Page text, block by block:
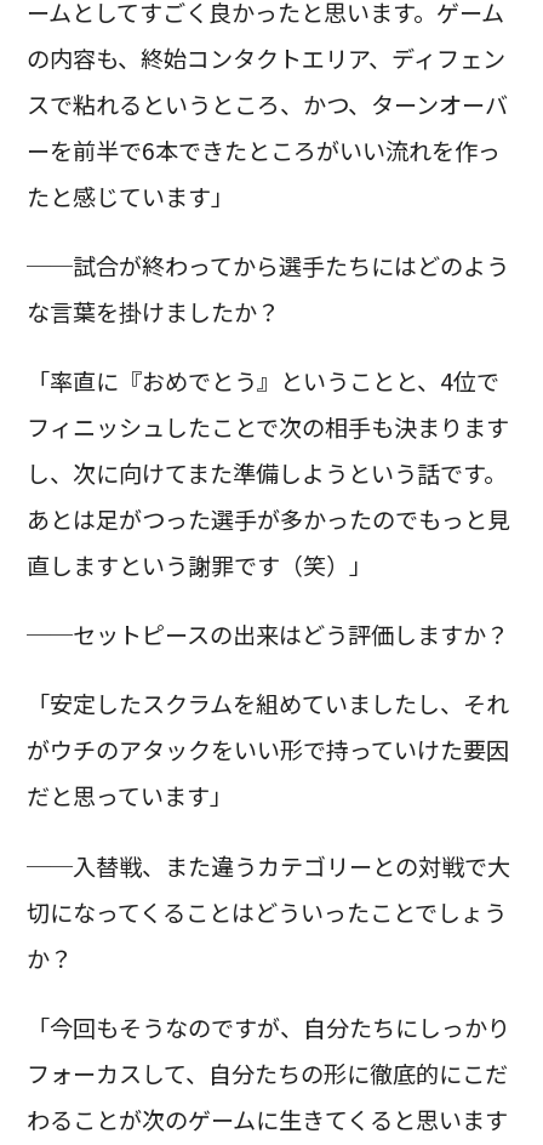
ームとしてすごく良かったと思います。ゲーム
の内容も、終始コンタクトエリア、ディフェン
スで粘れるというところ、かつ、ターンオーバ
ーを前半で6本できたところがいい流れを作っ
たと感じています」
──試合が終わってから選手たちにはどのよう
な言葉を掛けましたか？
「率直に『おめでとう』ということと、4位で
フィニッシュしたことで次の相手も決まります
し、次に向けてまた準備しようという話です。
あとは足がつった選手が多かったのでもっと見
直しますという謝罪です（笑）」
──セットピースの出来はどう評価しますか？
「安定したスクラムを組めていましたし、それ
がウチのアタックをいい形で持っていけた要因
だと思っています」
──入替戦、また違うカテゴリーとの対戦で大
切になってくることはどういったことでしょう
か？
「今回もそうなのですが、自分たちにしっかり
フォーカスして、自分たちの形に徹底的にこだ
わることが次のゲームに生きてくると思います